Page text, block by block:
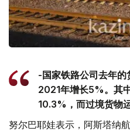
-国家铁路公司去年
2021年增长5%。其
10.3%，而过境货物
努尔巴耶娃表示，阿斯塔纳